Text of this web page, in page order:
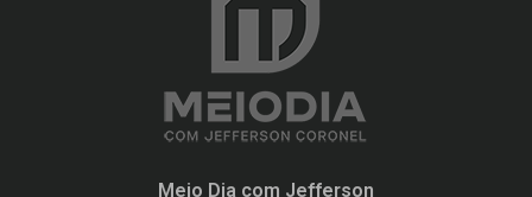
Meio Dia com Jefferson